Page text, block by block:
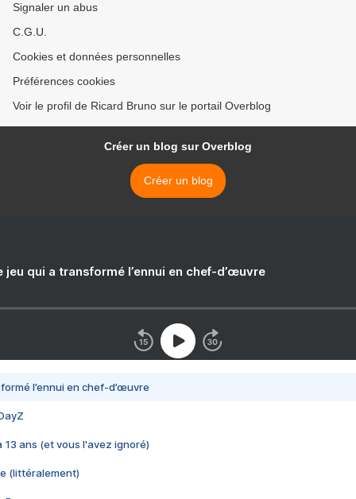
Signaler un abus
C.G.U.
Cookies et données personnelles
Préférences cookies
Voir le profil de Ricard Bruno sur le portail Overblog
Créer un blog sur Overblog
Créer un blog
jeu qui a transformé l’ennui en chef-d’œuvre
l’ennui en chef-d’œuvre
13 ans (et vous l'avez ignoré)
(littéralement)